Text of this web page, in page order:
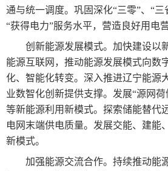
通与统一调度。巩固深化“三零”、“
“获得电力”服务水平，营造良好用电
创新能源发展模式。加快建设以
能源互联网，推动能源发展模式向数
化、智能化转变。深入推进辽宁能源
业数智化创新提供支撑。发展“源网
等新能源利用新模式。探索储能替代
电网末端供电质量。发展交能、建能
新模式。
加强能源交流合作。持续推动能